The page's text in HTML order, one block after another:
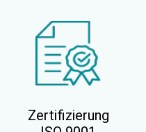
Zertifizierung